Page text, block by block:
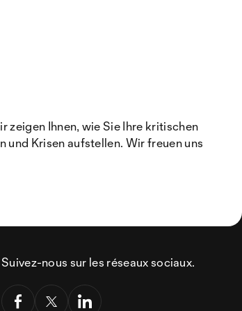
zeigen Ihnen, wie Sie Ihre kritischen
Krisen aufstellen. Wir freuen uns
Suivez-nous sur les réseaux sociaux.